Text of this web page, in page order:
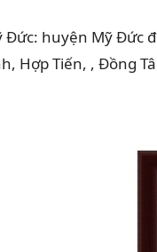
huyện Mỹ Đức
Hợp Tiến, , Đồng